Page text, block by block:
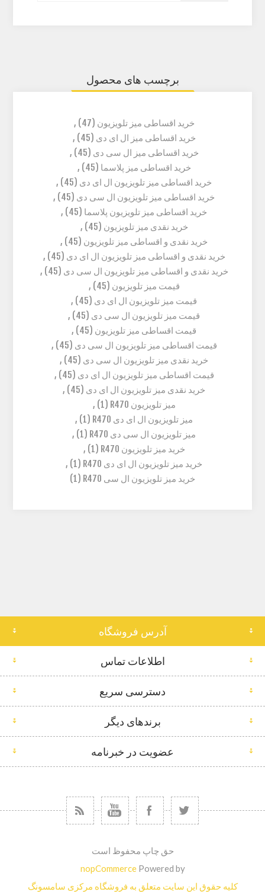
برچسب های محصول
خرید اقساطی میز تلویزیون (47)
,
خرید اقساطی میز ال ای دی (45)
,
خرید اقساطی میز ال سی دی (45)
,
خرید اقساطی میز پلاسما (45)
,
خرید اقساطی میز تلویزیون ال ای دی (45)
,
خرید اقساطی میز تلویزیون ال سی دی (45)
,
خرید اقساطی میز تلویزیون پلاسما (45)
,
خرید نقدی میز تلویزیون (45)
,
خرید نقدی و اقساطی میز تلویزیون (45)
,
خرید نقدی و اقساطی میز تلویزیون ال ای دی (45)
,
خرید نقدی و اقساطی میز تلویزیون ال سی دی (45)
,
قیمت میز تلویزیون (45)
,
قیمت میز تلویزیون ال ای دی (45)
,
قیمت میز تلویزیون ال سی دی (45)
,
قیمت اقساطی میز تلویزیون (45)
,
قیمت اقساطی میز تلویزیون ال سی دی (45)
,
خرید نقدی میز تلویزیون ال سی دی (45)
,
قیمت اقساطی میز تلویزیون ال ای دی (45)
,
خرید نقدی میز تلویزیون ال ای دی (45)
,
میز تلویزیون R470
(1)
,
میز تلویزیون ال ای دی R470
(1)
,
میز تلویزیون ال سی دی R470
(1)
,
خرید میز تلویزیون R470
(1)
,
خرید میز تلویزیون ال ای دی R470
(1)
,
خرید میز تلویزیون ال سی R470
(1)
آدرس فروشگاه
اطلاعات تماس
دسترسی سریع
برندهای دیگر
عضویت در خبرنامه
حق چاپ محفوظ است
Powered by
nopCommerce
کلیه حقوق این سایت متعلق به فروشگاه مرکزی سامسونگ